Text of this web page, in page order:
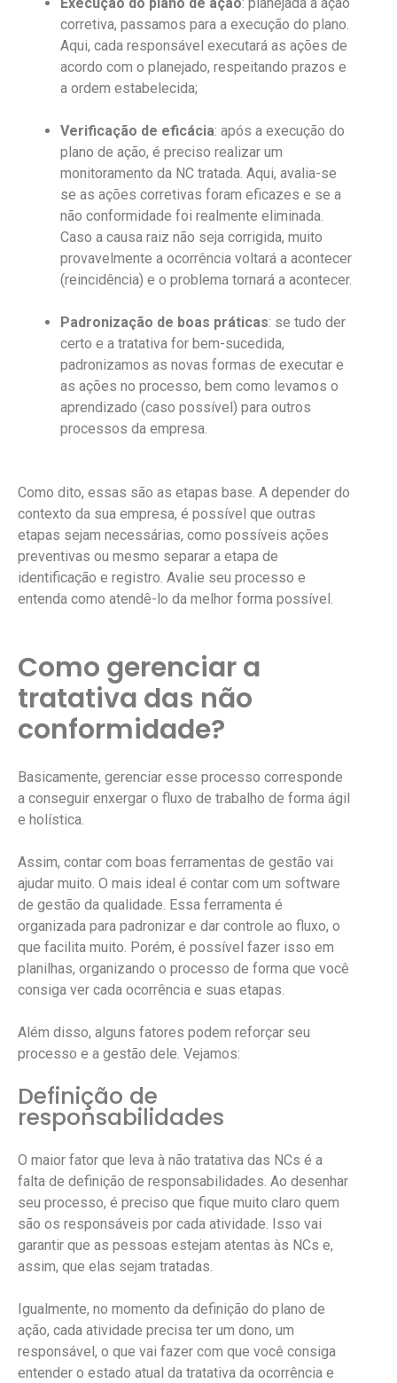
corretiva, passamos para a execução do plano.
Aqui, cada responsável executará as ações de
acordo com o planejado, respeitando prazos e
a ordem estabelecida;
Verificação de eficácia: após a execução do
plano de ação, é preciso realizar um
monitoramento da NC tratada. Aqui, avalia-se
se as ações corretivas foram eficazes e se a
não conformidade foi realmente eliminada.
Caso a causa raiz não seja corrigida, muito
provavelmente a ocorrência voltará a acontecer
(reincidência) e o problema tornará a acontecer.
Padronização de boas práticas: se tudo der
certo e a tratativa for bem-sucedida,
padronizamos as novas formas de executar e
as ações no processo, bem como levamos o
aprendizado (caso possível) para outros
processos da empresa.
Como dito, essas são as etapas base. A depender do
contexto da sua empresa, é possível que outras
etapas sejam necessárias, como possíveis ações
preventivas ou mesmo separar a etapa de
identificação e registro. Avalie seu processo e
entenda como atendê-lo da melhor forma possível.
Como gerenciar a
tratativa das não
conformidade?
Basicamente, gerenciar esse processo corresponde
a conseguir enxergar o fluxo de trabalho de forma ágil
e holística.
Assim, contar com boas ferramentas de gestão vai
ajudar muito. O mais ideal é contar com um software
de gestão da qualidade. Essa ferramenta é
organizada para padronizar e dar controle ao fluxo, o
que facilita muito. Porém, é possível fazer isso em
planilhas, organizando o processo de forma que você
consiga ver cada ocorrência e suas etapas.
Além disso, alguns fatores podem reforçar seu
processo e a gestão dele. Vejamos:
Definição de
responsabilidades
O maior fator que leva à não tratativa das NCs é a
falta de definição de responsabilidades. Ao desenhar
seu processo, é preciso que fique muito claro quem
são os responsáveis por cada atividade. Isso vai
garantir que as pessoas estejam atentas às NCs e,
assim, que elas sejam tratadas.
Igualmente, no momento da definição do plano de
ação, cada atividade precisa ter um dono, um
responsável, o que vai fazer com que você consiga
entender o estado atual da tratativa da ocorrência e